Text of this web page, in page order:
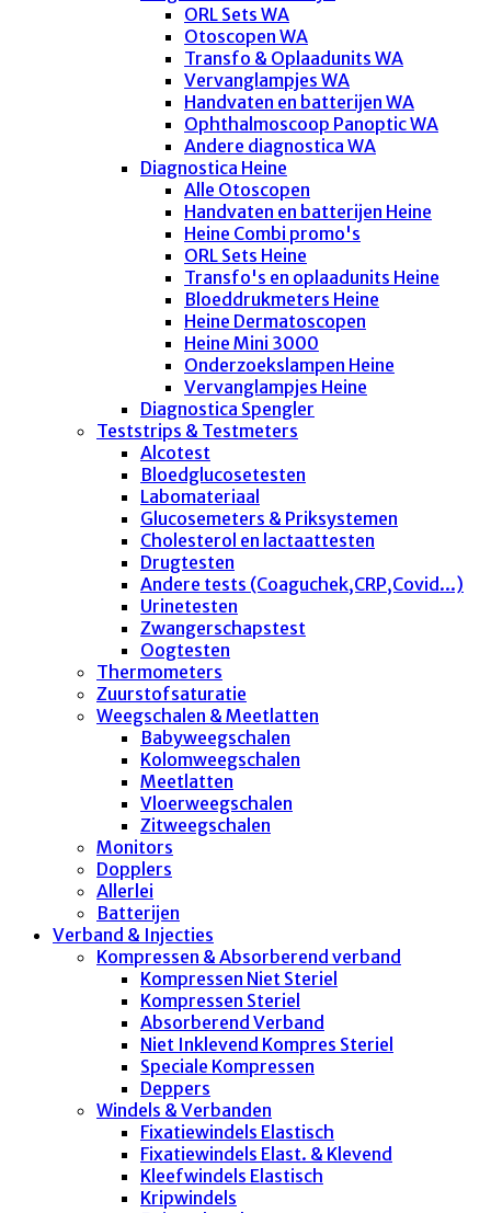
ORL Sets WA
Otoscopen WA
Transfo & Oplaadunits WA
Vervanglampjes WA
Handvaten en batterijen WA
Ophthalmoscoop Panoptic WA
Andere diagnostica WA
Diagnostica Heine
Alle Otoscopen
Handvaten en batterijen Heine
Heine Combi promo's
ORL Sets Heine
Transfo's en oplaadunits Heine
Bloeddrukmeters Heine
Heine Dermatoscopen
Heine Mini 3000
Onderzoekslampen Heine
Vervanglampjes Heine
Diagnostica Spengler
Teststrips & Testmeters
Alcotest
Bloedglucosetesten
Labomateriaal
Glucosemeters & Priksystemen
Cholesterol en lactaattesten
Drugtesten
Andere tests (Coaguchek,CRP,Covid...)
Urinetesten
Zwangerschapstest
Oogtesten
Thermometers
Zuurstofsaturatie
Weegschalen & Meetlatten
Babyweegschalen
Kolomweegschalen
Meetlatten
Vloerweegschalen
Zitweegschalen
Monitors
Dopplers
Allerlei
Batterijen
Verband & Injecties
Kompressen & Absorberend verband
Kompressen Niet Steriel
Kompressen Steriel
Absorberend Verband
Niet Inklevend Kompres Steriel
Speciale Kompressen
Deppers
Windels & Verbanden
Fixatiewindels Elastisch
Fixatiewindels Elast. & Klevend
Kleefwindels Elastisch
Kripwindels